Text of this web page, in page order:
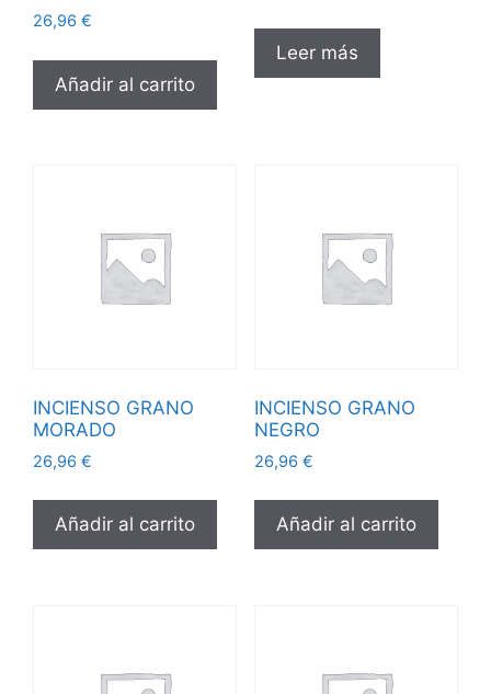
26,96 €
Añadir al carrito
Leer más
INCIENSO GRANO
MORADO
26,96 €
Añadir al carrito
INCIENSO GRANO
NEGRO
26,96 €
Añadir al carrito